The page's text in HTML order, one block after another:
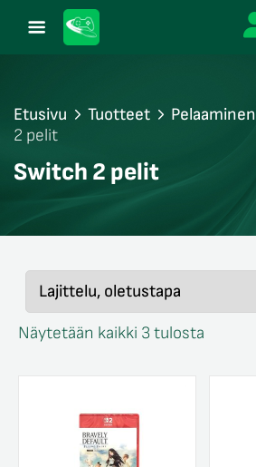
Etusivu Tuotteet Pelaaminen
2 pelit
Switch 2 pelit
Näytetään kaikki 3 tulosta
sulje
sulje
sulje